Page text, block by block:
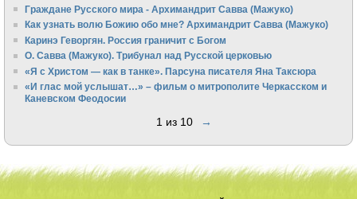
Граждане Русского мира - Архимандрит Савва (Мажуко)
Как узнать волю Божию обо мне? Архимандрит Савва (Мажуко)
Каринэ Геворгян. Россия граничит с Богом
О. Савва (Мажуко). Трибунал над Русской церковью
«Я с Христом — как в танке». Парсуна писателя Яна Таксюра
«И глас мой услышат…» – фильм о митрополите Черкасском и
Каневском Феодосии
1 из 10 →